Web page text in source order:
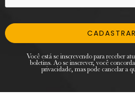
CADASTRAR
Você está se inscrevendo para receber
boletins. Ao se inscrever, você
privacidade, mas pode cancelar a